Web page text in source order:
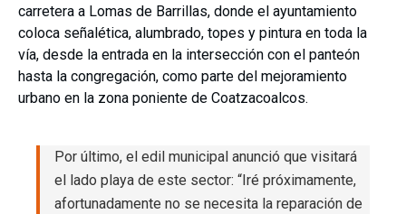
carretera a Lomas de Barrillas, donde el ayuntamiento
coloca señalética, alumbrado, topes y pintura en toda la
vía, desde la entrada en la intersección con el panteón
hasta la congregación, como parte del mejoramiento
urbano en la zona poniente de Coatzacoalcos.
Por último, el edil municipal anunció que visitará
el lado playa de este sector: “Iré próximamente,
afortunadamente no se necesita la reparación de